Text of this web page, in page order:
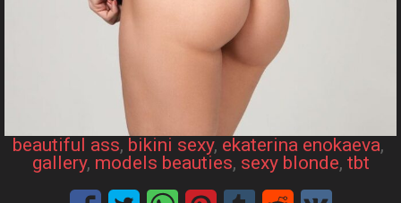
beautiful ass, bikini sexy, ekaterina enokaeva
gallery, models beauties, sexy blonde, tbt